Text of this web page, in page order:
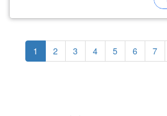
Pagination
Current
page
1 Page
2 Page
3 Page
4 Page
5 Page
6 Page
7